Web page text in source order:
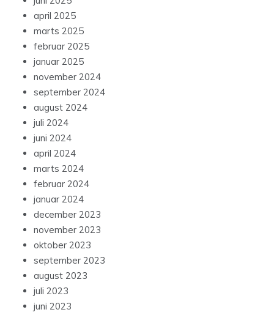
april 2025
marts 2025
februar 2025
januar 2025
november 2024
september 2024
august 2024
juli 2024
juni 2024
april 2024
marts 2024
februar 2024
januar 2024
december 2023
november 2023
oktober 2023
september 2023
august 2023
juli 2023
juni 2023